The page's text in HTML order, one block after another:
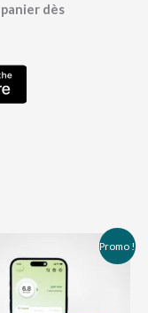
dès
Promo !
Plage
de
Ce